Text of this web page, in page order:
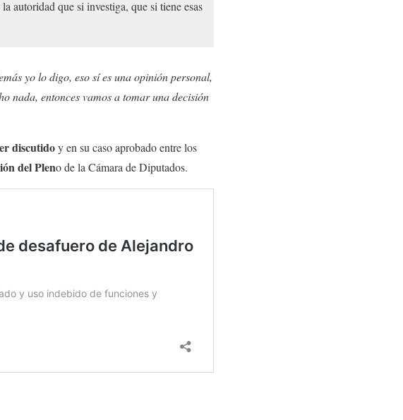
autoridad que si investiga, que si tiene esas
yo lo digo, eso sí es una opinión personal,
nada, entonces vamos a tomar una decisión
discutidoy en su caso aprobado entre los
del Pleno de la Cámara de Diputados.